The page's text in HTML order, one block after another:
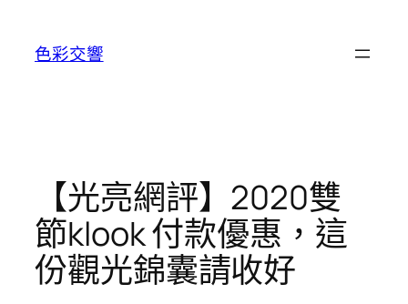
色彩交響
【光亮網評】2020雙
節klook 付款優惠，這
份觀光錦囊請收好